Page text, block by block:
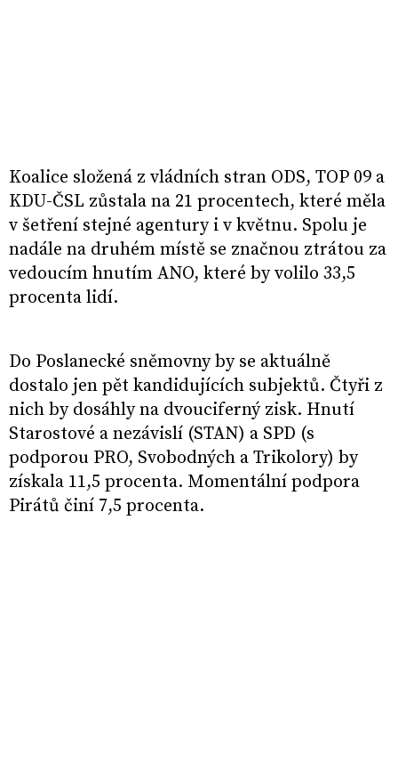
Koalice složená z vládních stran ODS, TOP 09 a
KDU-ČSL zůstala na 21 procentech, které měla
v šetření stejné agentury i v květnu. Spolu je
nadále na druhém místě se značnou ztrátou za
vedoucím hnutím ANO, které by volilo 33,5
procenta lidí.
Do Poslanecké sněmovny by se aktuálně
dostalo jen pět kandidujících subjektů. Čtyři z
nich by dosáhly na dvouciferný zisk. Hnutí
Starostové a nezávislí (STAN) a SPD (s
podporou PRO, Svobodných a Trikolory) by
získala 11,5 procenta. Momentální podpora
Pirátů činí 7,5 procenta.